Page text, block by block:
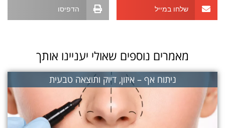
שלחו במייל הדפיסו
מאמרים נוספים שאולי יעניינו אותך
ניתוח אף – איזון, דיוק ותוצאה טבעית